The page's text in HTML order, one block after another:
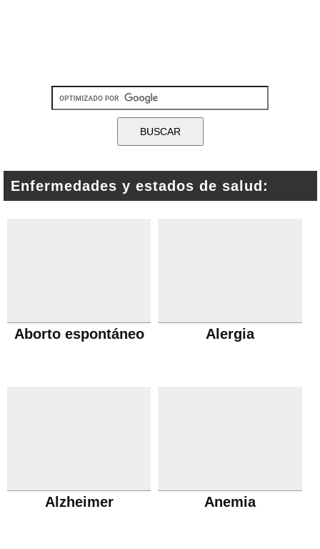
Enfermedades y estados de salud:
Aborto espontáneo Alergia
Alzheimer Anemia